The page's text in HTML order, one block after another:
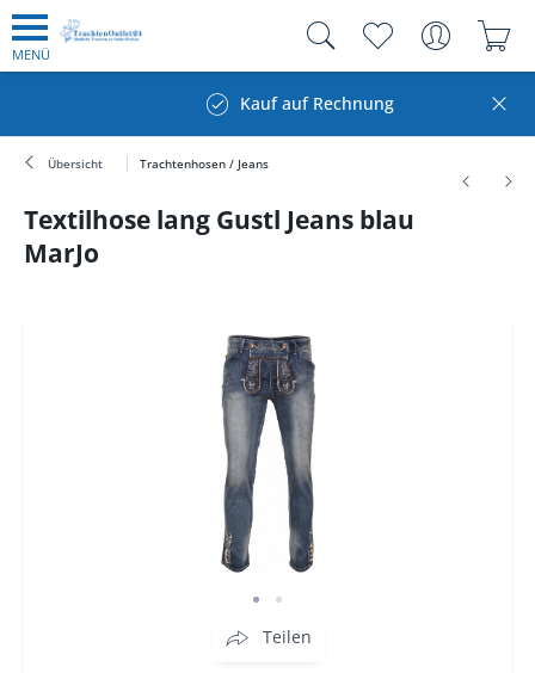
MENÜ
Kauf auf Rechnung
Übersicht Trachtenhosen / Jeans
Textilhose lang Gustl Jeans blau
MarJo
Teilen